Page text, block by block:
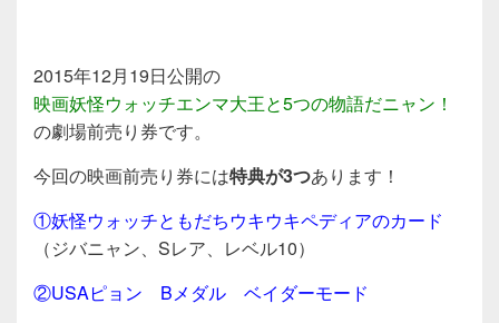
2015年12月19日公開の
映画妖怪ウォッチエンマ大王と5つの物語だニャン！
の劇場前売り券です。
今回の映画前売り券には特典が3つあります！
①妖怪ウォッチともだちウキウキペディアのカード
（ジバニャン、Sレア、レベル10）
②USAピョン Bメダル ベイダーモード